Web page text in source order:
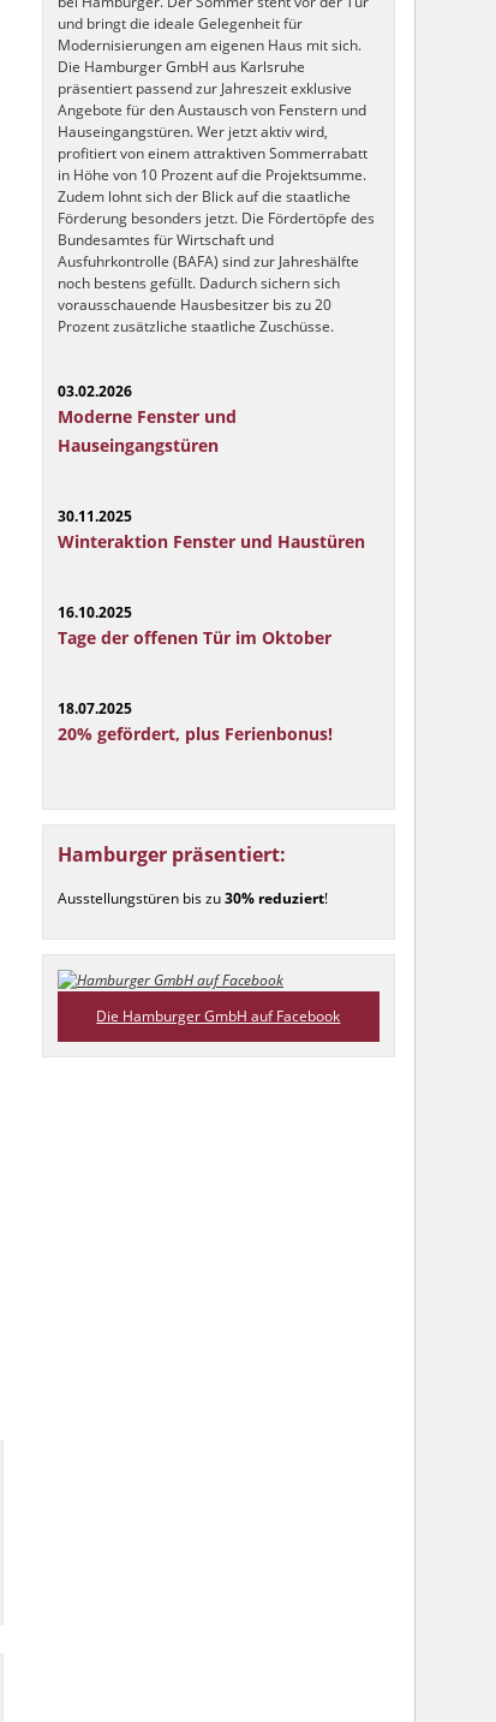
und bringt die ideale Gelegenheit für
Modernisierungen am eigenen Haus mit sich.
Die Hamburger GmbH aus Karlsruhe
präsentiert passend zur Jahreszeit exklusive
Angebote für den Austausch von Fenstern und
Hauseingangstüren. Wer jetzt aktiv wird,
profitiert von einem attraktiven Sommerrabatt
in Höhe von 10 Prozent auf die Projektsumme.
Zudem lohnt sich der Blick auf die staatliche
Förderung besonders jetzt. Die Fördertöpfe des
Bundesamtes für Wirtschaft und
Ausfuhrkontrolle (BAFA) sind zur Jahreshälfte
noch bestens gefüllt. Dadurch sichern sich
vorausschauende Hausbesitzer bis zu 20
Prozent zusätzliche staatliche Zuschüsse.
03.02.2026
Moderne Fenster und
Hauseingangstüren
30.11.2025
Winteraktion Fenster und Haustüren
16.10.2025
Tage der offenen Tür im Oktober
18.07.2025
20% gefördert, plus Ferienbonus!
Hamburger präsentiert:
Ausstellungstüren bis zu30% reduziert!
Die Hamburger GmbH auf Facebook